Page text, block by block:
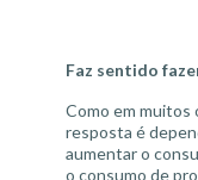
Faz sentido
Como em muitos
resposta é
aumentar o
o consumo de